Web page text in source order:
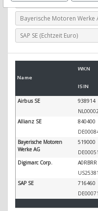
Bayerische Motoren Werke
SAP SE (Echtzeit Euro)
Name
WKN
ISIN
Airbus SE 938914
Allianz SE
840400
Bayerische Motoren
Werke AG
519000
Digimarc Corp.
A0RBRR
SAP SE
716460